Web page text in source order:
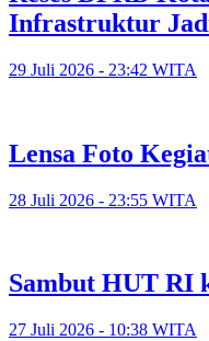
Infrastruktur
29 Juli 2026 - 23:42 WITA
Lensa Foto
28 Juli 2026 - 23:55 WITA
Sambut HUT RI
27 Juli 2026 - 10:38 WITA